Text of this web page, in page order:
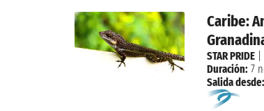
Caribe:
STAR PRIDE|
Duración: 7
Salida desde: